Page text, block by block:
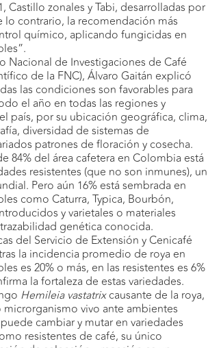
Castillo zonales y Tabi, desarrolladas por
lo contrario, la recomendación más
químico, aplicando fungicidas en
Nacional de Investigaciones de Café
de la FNC), Álvaro Gaitán explicó
las condiciones son favorables para
el año en todas las regiones y
país, por su ubicación geográfica, clima,
diversidad de sistemas de
patrones de floración y cosecha.
84% del área cafetera en Colombia está
resistentes (que no son inmunes), un
Pero aún 16% está sembrada en
como Caturra, Typica, Bourbón,
y varietales o materiales
genética conocida.
del Servicio de Extensión y Cenicafé
la incidencia promedio de roya en
es 20% o más, en las resistentes es 6%
la fortaleza de estas variedades.
Hemileia vastatrixcausante de la roya,
vivo ante ambientes
cambiar y mutar en variedades
resistentes de café, su único